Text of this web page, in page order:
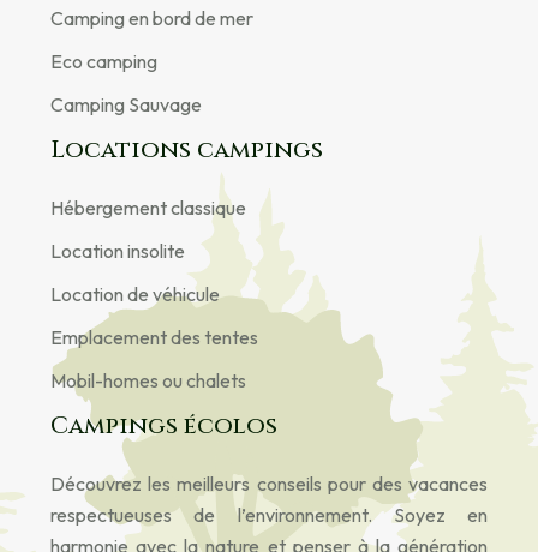
Camping en bord de mer
Eco camping
Camping Sauvage
Locations campings
Hébergement classique
Location insolite
Location de véhicule
Emplacement des tentes
Mobil-homes ou chalets
Campings écolos
Découvrez les meilleurs conseils pour des vacances
respectueuses de l’environnement. Soyez en
harmonie avec la nature et penser à la génération